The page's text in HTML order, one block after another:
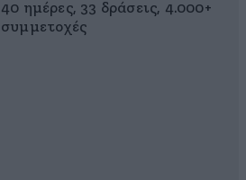
40 ημέρες, 33 δράσεις, 4.000+
συμμετοχές